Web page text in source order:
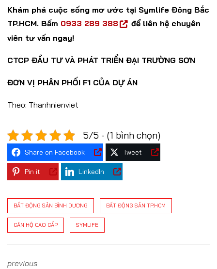
Khám phá cuộc sống mơ ước tại Symlife Đông Bắc
TP.HCM. Bấm 0933 289 388
để liên hệ chuyên
viên tư vấn ngay!
CTCP ĐẦU TƯ VÀ PHÁT TRIỂN ĐẠI TRƯỜNG SƠN
ĐƠN VỊ PHÂN PHỐI F1 CỦA DỰ ÁN
Theo: Thanhnienviet
5/5 - (1 bình chọn)
Share on Facebook Tweet
Pin it LinkedIn
BẤT ĐỘNG SẢN BÌNH DƯƠNG BẤT ĐỘNG SẢN TP.HCM
CĂN HỘ CAO CẤP SYMLIFE
previous